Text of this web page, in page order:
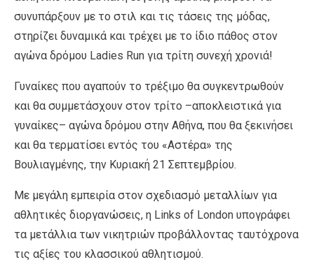
συνυπάρξουν με το στιλ και τις τάσεις της μόδας,
στηρίζει δυναμικά και τρέχει με το ίδιο πάθος στον
αγώνα δρόμου Ladies Run για τρίτη συνεχή χρονιά!
Γυναίκες που αγαπούν το τρέξιμο θα συγκεντρωθούν
και θα συμμετάσχουν στον τρίτο –αποκλειστικά για
γυναίκες– αγώνα δρόμου στην Αθήνα, που θα ξεκινήσει
και θα τερματίσει εντός του «Αστέρα» της
Βουλιαγμένης, την Κυριακή 21 Σεπτεμβρίου.
Με μεγάλη εμπειρία στον σχεδιασμό μεταλλίων για
αθλητικές διοργανώσεις, η Links of London υπογράφει
τα μετάλλια των νικητριών προβάλλοντας ταυτόχρονα
τις αξίες του κλασσικού αθλητισμού.